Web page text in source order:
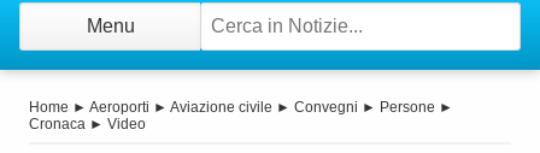
Menu
Home ► Aeroporti ► Aviazione civile ► Convegni ► Persone ►
Cronaca ► Video